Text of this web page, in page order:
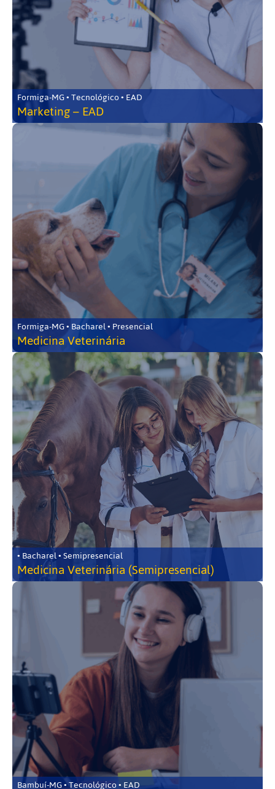
Formiga-MG • Tecnológico • EAD
Marketing – EAD
Formiga-MG • Bacharel • Presencial
Medicina Veterinária
• Bacharel • Semipresencial
Medicina Veterinária (Semipresencial)
Bambuí-MG • Tecnológico • EAD